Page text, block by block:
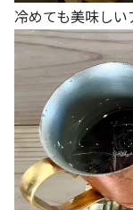
冷めても美味し